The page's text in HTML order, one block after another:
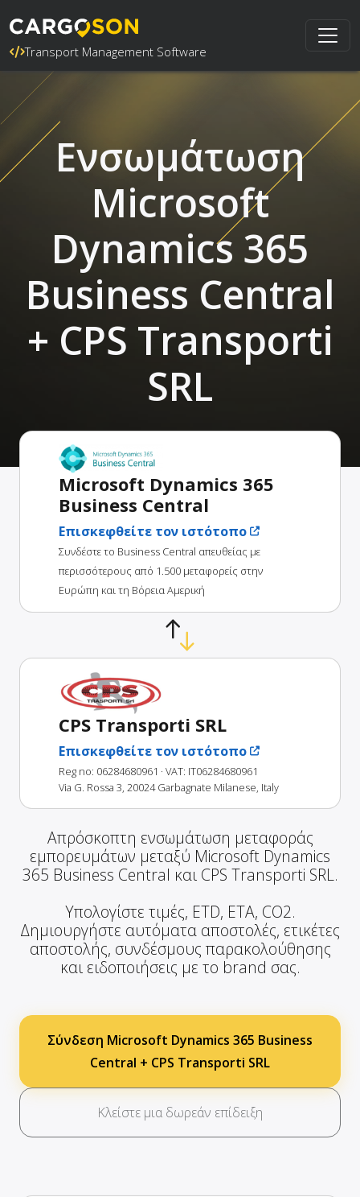
Transport Management Software
Ενσωμάτωση
Microsoft
Dynamics 365
Business Central
+ CPS Transporti
SRL
Microsoft Dynamics 365
Business Central
Επισκεφθείτε τον ιστότοπο
Συνδέστε το Business Central απευθείας με
περισσότερους από 1.500 μεταφορείς στην
Ευρώπη και τη Βόρεια Αμερική
CPS Transporti SRL
Επισκεφθείτε τον ιστότοπο
Reg no: 06284680961 · VAT: IT06284680961
Via G. Rossa 3, 20024 Garbagnate Milanese, Italy
Απρόσκοπτη ενσωμάτωση μεταφοράς
εμπορευμάτων μεταξύ Microsoft Dynamics
365 Business Central και CPS Transporti SRL.
Υπολογίστε τιμές, ETD, ETA, CO2.
Δημιουργήστε αυτόματα αποστολές, ετικέτες
αποστολής, συνδέσμους παρακολούθησης
και ειδοποιήσεις με το brand σας.
Σύνδεση Microsoft Dynamics 365 Business
Central + CPS Transporti SRL
Κλείστε μια δωρεάν επίδειξη